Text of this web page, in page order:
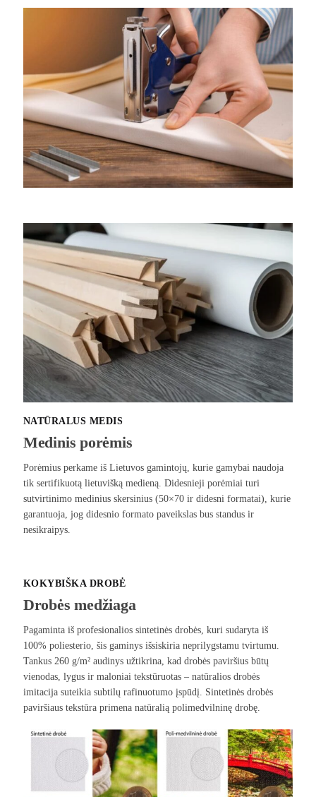
NATŪRALUS MEDIS
Medinis porėmis
Porėmius perkame iš Lietuvos gamintojų, kurie gamybai naudoja
tik sertifikuotą lietuvišką medieną. Didesnieji porėmiai turi
sutvirtinimo medinius skersinius (50×70 ir didesni formatai), kurie
garantuoja, jog didesnio formato paveikslas bus standus ir
nesikraipys.
KOKYBIŠKA DROBĖ
Drobės medžiaga
Pagaminta iš profesionalios sintetinės drobės, kuri sudaryta iš
100% poliesterio, šis gaminys išsiskiria neprilygstamu tvirtumu.
Tankus 260 g/m² audinys užtikrina, kad drobės paviršius būtų
vienodas, lygus ir maloniai tekstūruotas – natūralios drobės
imitacija suteikia subtilų rafinuotumo įspūdį. Sintetinės drobės
paviršiaus tekstūra primena natūralią polimedvilninę drobę.